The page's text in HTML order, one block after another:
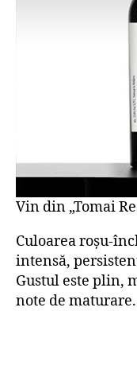
Vin din „Tomai
Culoarea roșu-
intensă,
Gustul este plin,
note de maturare.